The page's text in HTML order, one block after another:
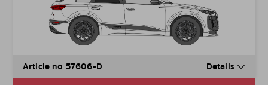
Article no 57606-D Details